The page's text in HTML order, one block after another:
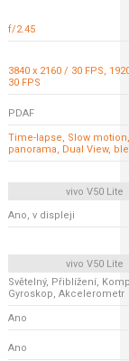
f/2.45
3840 x 2160 / 30 FPS,
30 FPS
PDAF
Time-lapse, Slow
panorama, Dual View,
vivo V50 Lite
Ano, v displeji
vivo V50 Lite
Světelný, Přiblížení,
Gyroskop, Akcelerometr
Ano
Ano